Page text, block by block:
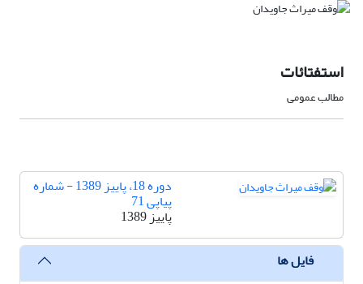
استفتائات
مطالب عمومی
دوره 18، پاییز 1389 - شماره
پیاپی 71
پاییز 1389
فایل ها